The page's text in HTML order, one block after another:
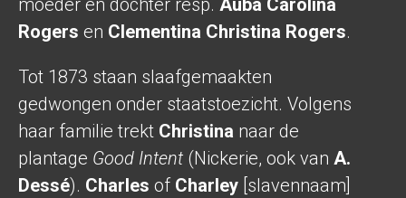
moeder en dochter resp. Auba Carolina
Rogers en Clementina Christina Rogers.
Tot 1873 staan slaafgemaakten
gedwongen onder staatstoezicht. Volgens
haar familie trekt Christina naar de
plantage Good Intent (Nickerie, ook van A.
Dessé). Charles of Charley [slavennaam]